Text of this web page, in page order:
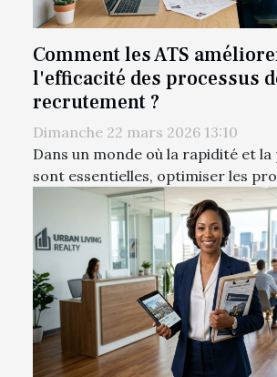
Comment les ATS
l'efficacité des processus
recrutement ?
Dimanche 22 mars 2026 13:10
Dans un monde où la rapidité et
sont essentielles, optimiser les